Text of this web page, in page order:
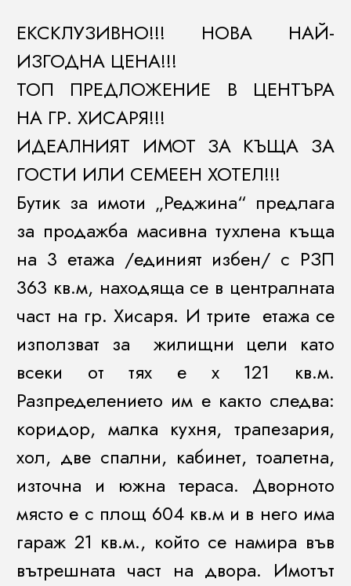
ЕКСКЛУЗИВНО!!! НОВА НАЙ-
ИЗГОДНА ЦЕНА!!!
ТОП ПРЕДЛОЖЕНИЕ В ЦЕНТЪРА
НА ГР. ХИСАРЯ!!!
ИДЕАЛНИЯТ ИМОТ ЗА КЪЩА ЗА
ГОСТИ ИЛИ СЕМЕЕН ХОТЕЛ!!!
Бутик за имоти „Реджина“ предлага
за продажба масивна тухлена къща
на 3 етажа /единият избен/ с РЗП
363 кв.м, находяща се в централната
част на гр. Хисаря. И трите етажа се
използват за жилищни цели като
всеки от тях е х 121 кв.м.
Разпределението им е както следва:
коридор, малка кухня, трапезария,
хол, две спални, кабинет, тоалетна,
източна и южна тераса. Дворното
място е с площ 604 кв.м и в него има
гараж 21 кв.м., който се намира във
вътрешната част на двора. Имотът